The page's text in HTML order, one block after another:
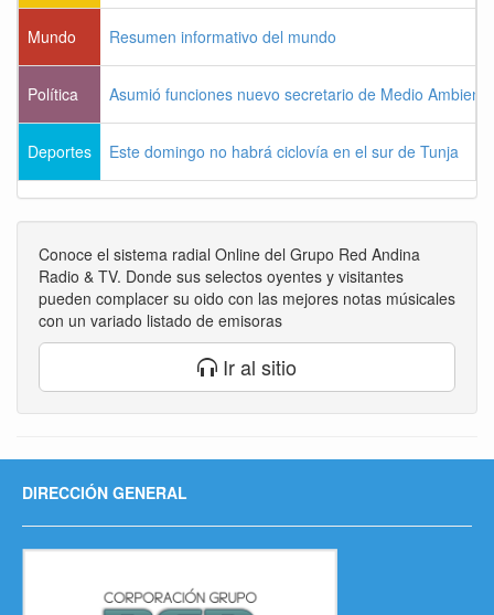
Mundo Resumen informativo del mundo
Política Asumió funciones nuevo secretario de Medio
Deportes Este domingo no habrá ciclovía en el sur de Tunja
Conoce el sistema radial Online del Grupo Red Andina
Radio & TV. Donde sus selectos oyentes y visitantes
pueden complacer su oido con las mejores notas músicales
con un variado listado de emisoras
Ir al sitio
DIRECCIÓN GENERAL